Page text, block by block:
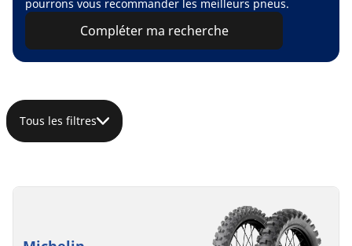
pourrons vous recommander les meilleurs pneus.
Compléter ma recherche
Tous les filtres